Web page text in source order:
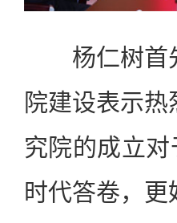
杨仁树首先
院建设表示
究院的成立对
时代答卷，